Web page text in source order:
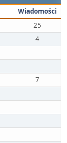
Wiadomości
25
4
7